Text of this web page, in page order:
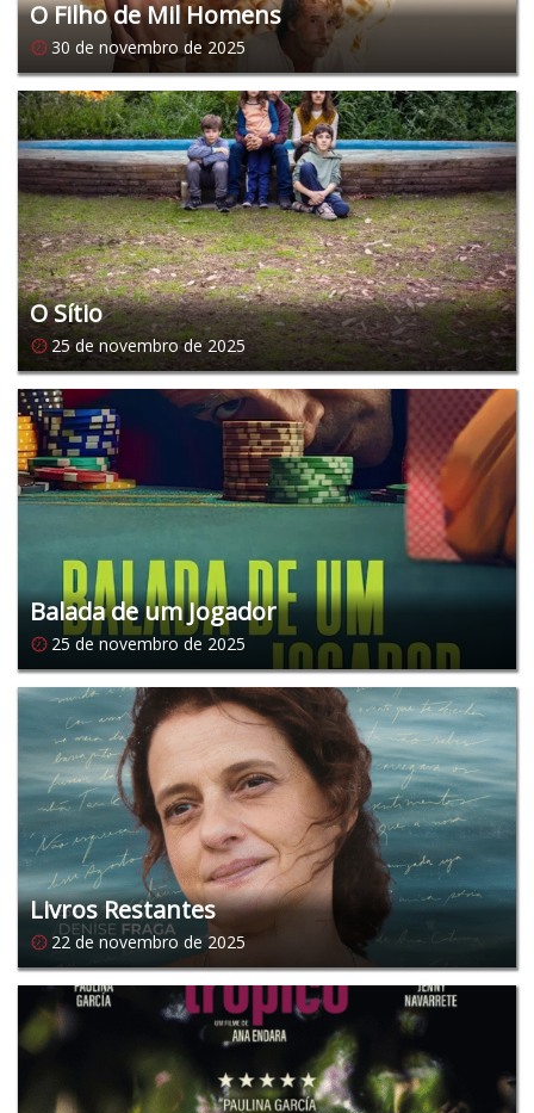
O Filho de Mil Homens
30 de novembro de 2025
O Sítio
25 de novembro de 2025
Balada de um Jogador
25 de novembro de 2025
Livros Restantes
22 de novembro de 2025